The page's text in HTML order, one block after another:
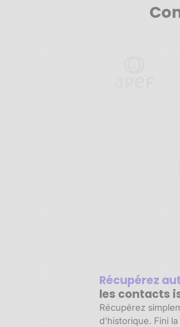
Récupérez
les contacts
Récupérez
d'historique. Fini